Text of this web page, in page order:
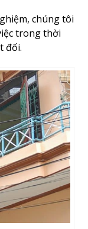
chúng tôi
trong thời
đối.